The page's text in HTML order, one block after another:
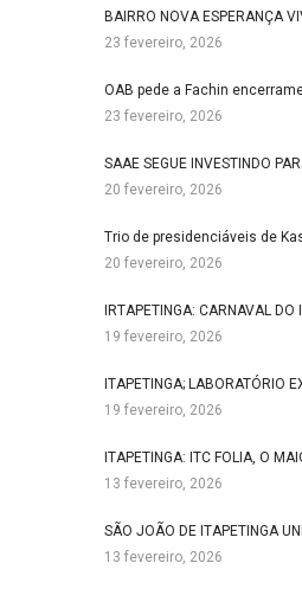
BAIRRO NOVA ESPERANÇA
23 fevereiro, 2026
OAB pede a Fachin
23 fevereiro, 2026
SAAE SEGUE INVESTINDO
20 fevereiro, 2026
Trio de presidenciáveis de
20 fevereiro, 2026
IRTAPETINGA: CARNAVAL
19 fevereiro, 2026
ITAPETINGA; LABORATÓRIO
19 fevereiro, 2026
ITAPETINGA: ITC FOLIA, O
13 fevereiro, 2026
SÃO JOÃO DE ITAPETINGA
13 fevereiro, 2026